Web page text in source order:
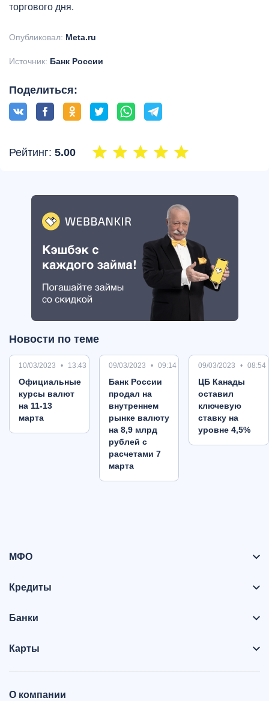
торгового дня.
Опубликовал: Meta.ru
Источник: Банк России
Поделиться:
Рейтинг: 5.00
Новости по теме
10/03/2023 13:43
Oфициальные
курсы валют
на 11-13
марта
09/03/2023 09:14
Банк России
продал на
внутреннем
рынке валюту
на 8,9 млрд
рублей с
расчетами 7
марта
09/03/2023 08:54
ЦБ Канады
оставил
ключевую
ставку на
уровне 4,5%
МФО
Кредиты
Банки
Карты
О компании